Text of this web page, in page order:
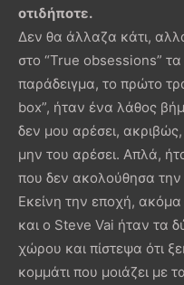
οτιδήποτε.
Δεν θα άλλαζα κάτι,
στο “True obsessions”
παράδειγμα, το πρώτο
box”, ήταν ένα λάθος
δεν μου αρέσει,
μην του αρέσει. Απλά,
που δεν ακολούθησα
Εκείνη την εποχή,
και ο Steve Vai ήταν τα
χώρου και πίστεψα ότι
κομμάτι που μοιάζει με